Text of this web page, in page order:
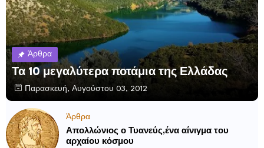
Άρθρα
Τα 10 μεγαλύτερα ποτάμια της Ελλάδας
Παρασκευή, Αυγούστου 03, 2012
Άρθρα
Απολλώνιος ο Τυανεύς,ένα αίνιγμα του
αρχαίου κόσμου